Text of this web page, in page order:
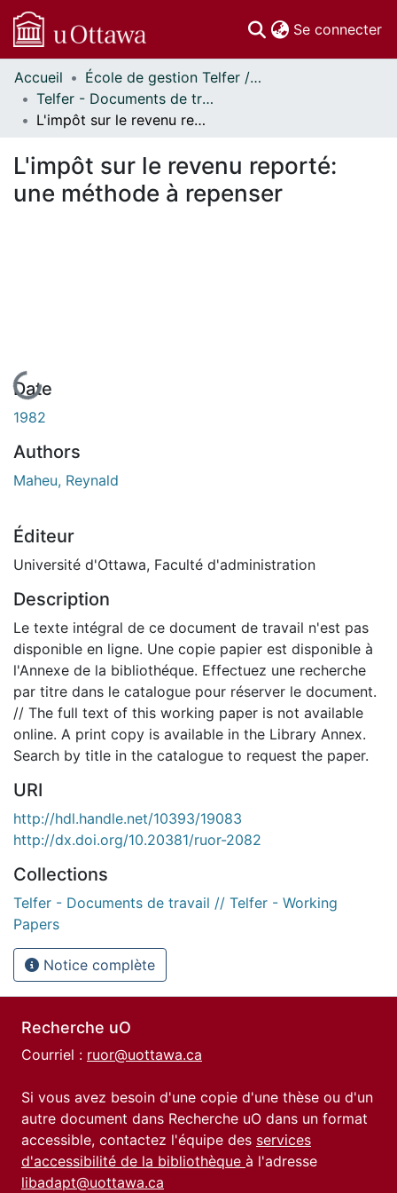
Se connecter
Communautés
et collections
Parcourir
À propos
Accueil
École de gestion Telfer // Telfer School of Management
Telfer - Documents de travail // Telfer - Working Papers
L'impôt sur le revenu reporté: une méthode à repenser
L'impôt sur le revenu reporté:
une méthode à repenser
En cours de chargement...
Date
1982
Authors
Maheu, Reynald
Éditeur
Université d'Ottawa, Faculté d'administration
Description
Le texte intégral de ce document de travail n'est pas
disponible en ligne. Une copie papier est disponible à
l'Annexe de la bibliothéque. Effectuez une recherche
par titre dans le catalogue pour réserver le document.
// The full text of this working paper is not available
online. A print copy is available in the Library Annex.
Search by title in the catalogue to request the paper.
URI
http://hdl.handle.net/10393/19083
http://dx.doi.org/10.20381/ruor-2082
Collections
Telfer - Documents de travail // Telfer - Working
Papers
Notice complète
Recherche uO
Courriel : ruor@uottawa.ca
Si vous avez besoin d'une copie d'une thèse ou d'un
autre document dans Recherche uO dans un format
accessible, contactez l'équipe des services
d'accessibilité de la bibliothèque à l'adresse
libadapt@uottawa.ca